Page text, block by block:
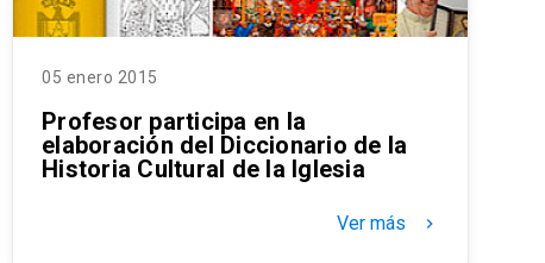
05 enero 2015
Profesor participa en la
elaboración del Diccionario de la
Historia Cultural de la Iglesia
Ver más keyboard_arrow_right